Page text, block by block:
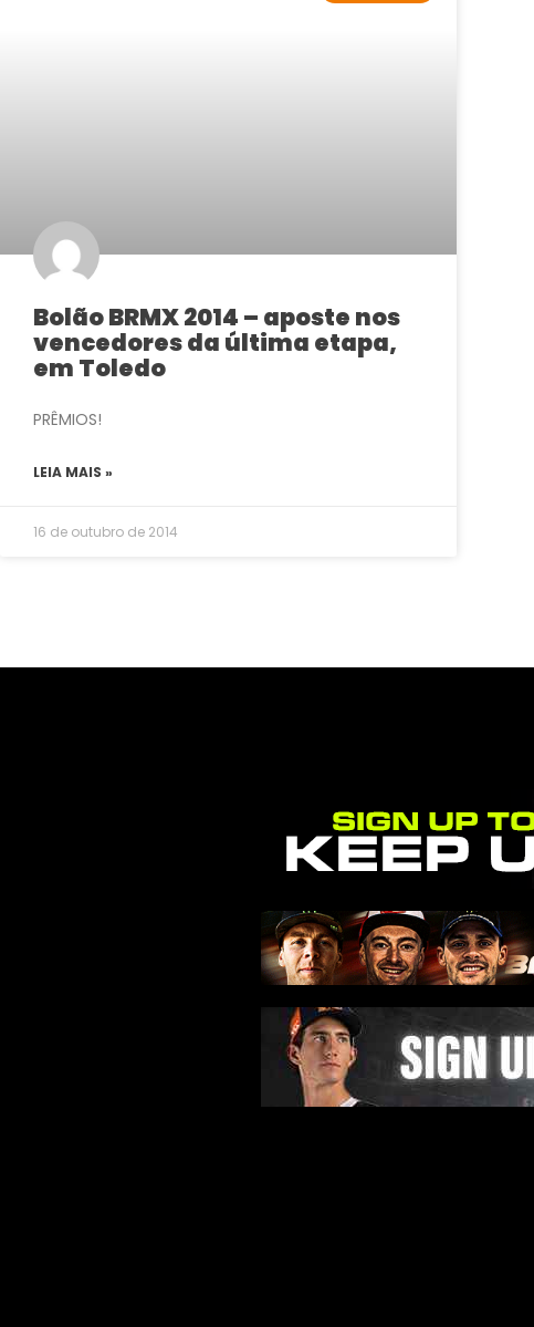
Bolão BRMX 2014 – aposte nos
vencedores da última etapa,
em Toledo
PRÊMIOS!
LEIA MAIS »
16 de outubro de 2014